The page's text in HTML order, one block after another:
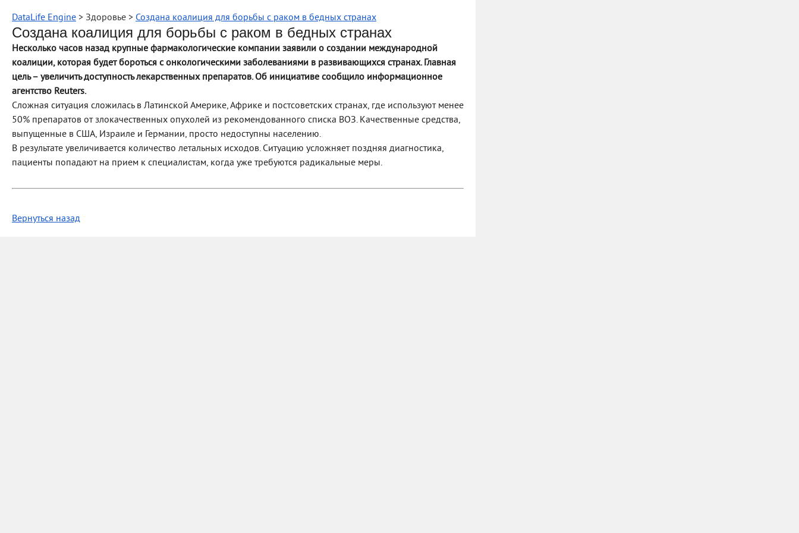
DataLife Engine > Здоровье > Создана коалиция для борьбы с раком в бедных странах
Создана коалиция для борьбы с раком в бедных странах
Несколько часов назад крупные фармакологические компании заявили о создании международной
коалиции, которая будет бороться с онкологическими заболеваниями в развивающихся странах. Главная
цель – увеличить доступность лекарственных препаратов. Об инициативе сообщило информационное
агентство Reuters.
Сложная ситуация сложилась в Латинской Америке, Африке и постсоветских странах, где используют менее
50% препаратов от злокачественных опухолей из рекомендованного списка ВОЗ. Качественные средства,
выпущенные в США, Израиле и Германии, просто недоступны населению.
В результате увеличивается количество летальных исходов. Ситуацию усложняет поздняя диагностика,
пациенты попадают на прием к специалистам, когда уже требуются радикальные меры.
Вернуться назад